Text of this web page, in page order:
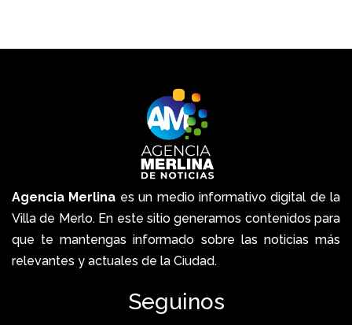
Agencia Merlina es un medio informativo digital de la
Villa de Merlo. En este sitio generamos contenidos para
que te mantengas informado sobre las noticias más
relevantes y actuales de la Ciudad.
Seguinos